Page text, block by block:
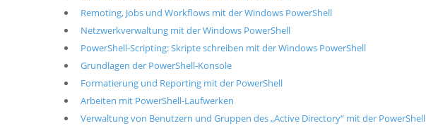
Remoting, Jobs und Workflows mit der Windows PowerShell
Netzwerkverwaltung mit der Windows PowerShell
PowerShell-Scripting: Skripte schreiben mit der Windows PowerShell
Grundlagen der PowerShell-Konsole
Formatierung und Reporting mit der PowerShell
Arbeiten mit PowerShell-Laufwerken
Verwaltung von Benutzern und Gruppen des „Active Directory“ mit der PowerShell